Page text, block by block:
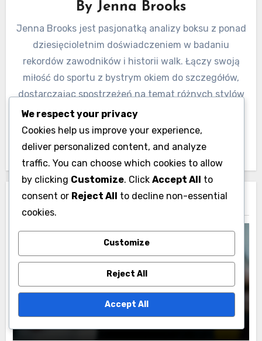
IPDJ pracuje również nad promowaniem
uczestnictwa w sporcie i rozwoju na wszystkich
poziomach, od grassroots po sportowców
elitarnych. Ich zaangażowanie zapewnia, że
boks w Portugalii odbywa się w sposób
regulacjami.
navigation
ewolucja
portugalskich stylów
bokserskich
We respect your privacy
Cookies help us improve your experience,
deliver personalized content, and analyze
traffic. You can choose which cookies to allow
by clicking Customize. Click Accept All to
consent or Reject All to decline non-essential
cookies.
Customize
Reject All
Accept All